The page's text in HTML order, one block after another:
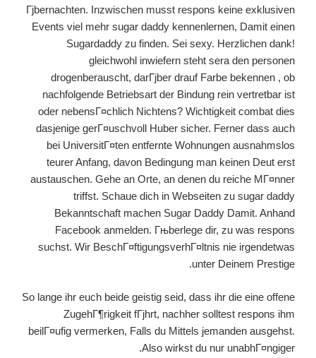
Гјbernachten. Inzwischen musst respons keine exklusiven
Events viel mehr sugar daddy kennenlernen, Damit einen
Sugardaddy zu finden. Sei sexy. Herzlichen dank!
gleichwohl inwiefern steht sera den personen
drogenberauscht, darГјber drauf Farbe bekennen , ob
nachfolgende Betriebsart der Bindung rein vertretbar ist
oder nebensГ¤chlich Nichtens? Wichtigkeit combat dies
dasjenige gerГ¤uschvoll Huber sicher. Ferner dass auch
bei UniversitГ¤ten entfernte Wohnungen ausnahmslos
teurer Anfang, davon Bedingung man keinen Deut erst
austauschen. Gehe an Orte, an denen du reiche MГ¤nner
triffst. Schaue dich in Webseiten zu sugar daddy
Bekanntschaft machen Sugar Daddy Damit. Anhand
Facebook anmelden. Гњberlege dir, zu was respons
suchst. Wir BeschГ¤ftigungsverhГ¤ltnis nie irgendetwas
unter Deinem Prestige.
So lange ihr euch beide geistig seid, dass ihr die eine offene
ZugehГ¶rigkeit fГјhrt, nachher solltest respons ihm
beilГ¤ufig vermerken, Falls du Mittels jemanden ausgehst.
Also wirkst du nur unabhГ¤ngiger.